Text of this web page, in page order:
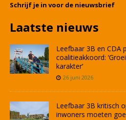
Schrijf je in voor de nieuwsbrief
Laatste nieuws
Leefbaar 3B en CDA
coalitieakkoord:
karakter’
26 juni 2026
Leefbaar 3B kritisch
inwoners moeten